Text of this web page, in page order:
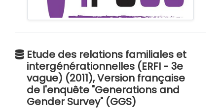
Etude des relations familiales et
intergénérationnelles (ERFI - 3e
vague) (2011), Version française
de l'enquête "Generations and
Gender Survey" (GGS)